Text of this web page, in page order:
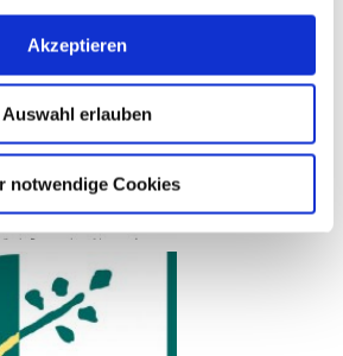
Akzeptieren
Auswahl erlauben
notwendige Cookies